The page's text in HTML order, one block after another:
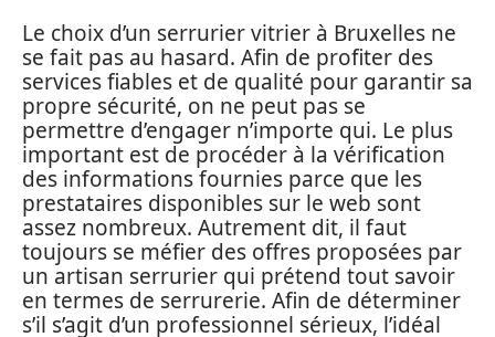
Le choix d’un serrurier vitrier à Bruxelles ne
se fait pas au hasard. Afin de profiter des
services fiables et de qualité pour garantir sa
propre sécurité, on ne peut pas se
permettre d’engager n’importe qui. Le plus
important est de procéder à la vérification
des informations fournies parce que les
prestataires disponibles sur le web sont
assez nombreux. Autrement dit, il faut
toujours se méfier des offres proposées par
un artisan serrurier qui prétend tout savoir
en termes de serrurerie. Afin de déterminer
s’il s’agit d’un professionnel sérieux, l’idéal